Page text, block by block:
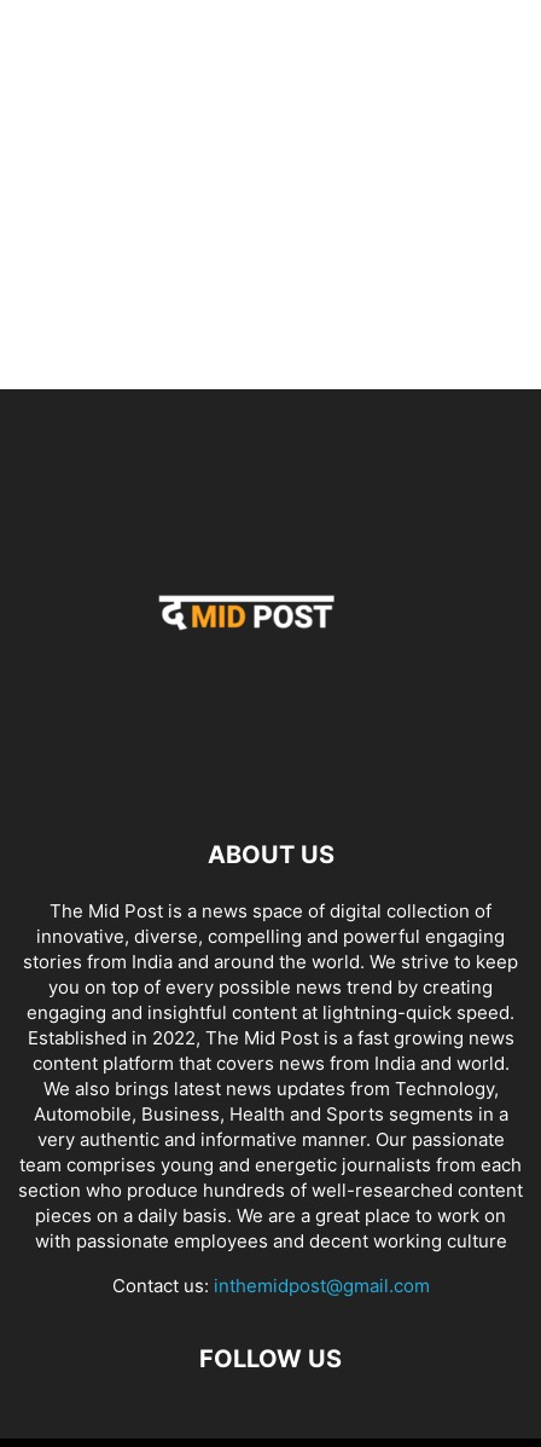
ABOUT US
The Mid Post is a news space of digital collection of
innovative, diverse, compelling and powerful engaging
stories from India and around the world. We strive to keep
you on top of every possible news trend by creating
engaging and insightful content at lightning-quick speed.
Established in 2022, The Mid Post is a fast growing news
content platform that covers news from India and world.
We also brings latest news updates from Technology,
Automobile, Business, Health and Sports segments in a
very authentic and informative manner. Our passionate
team comprises young and energetic journalists from each
section who produce hundreds of well-researched content
pieces on a daily basis. We are a great place to work on
with passionate employees and decent working culture
Contact us: inthemidpost@gmail.com
FOLLOW US